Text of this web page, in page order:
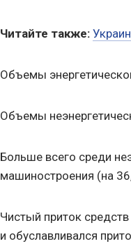
Читайте также:
Объемы
Объемы
Больше всего среди
машиностроения (на
Чистый приток
и обуславливался